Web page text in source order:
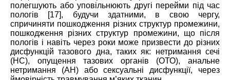
полегшують або уповільнюють другі перейми під час
пологів [17], будучи здатними, в свою чергу,
спричиняти пошкодження різних структур промежини,
пошкодження різних структур промежини, що після
пологів і навіть через роки може призвести до різних
дисфункцій тазового дна, таких як: нетримання сечі
(НС), опущення тазових органів (ОТО), анальне
нетримання (АН) або сексуальні дисфункції, через